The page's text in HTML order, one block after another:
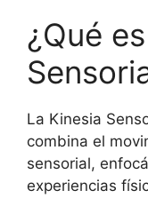
¿Qué
La Kinesia
combina el
sensorial,
experiencias